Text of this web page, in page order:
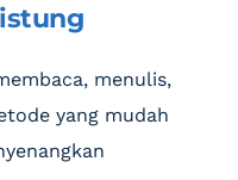
menulis,
yang mudah